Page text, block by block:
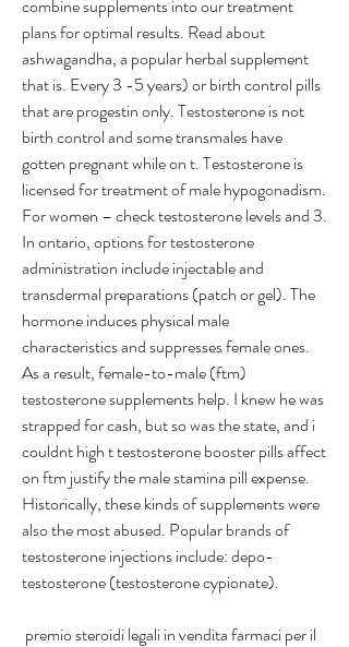
combine supplements into our treatment
plans for optimal results. Read about
ashwagandha, a popular herbal supplement
that is. Every 3 -5 years) or birth control pills
that are progestin only. Testosterone is not
birth control and some transmales have
gotten pregnant while on t. Testosterone is
licensed for treatment of male hypogonadism.
For women – check testosterone levels and 3.
In ontario, options for testosterone
administration include injectable and
transdermal preparations (patch or gel). The
hormone induces physical male
characteristics and suppresses female ones.
As a result, female-to-male (ftm)
testosterone supplements help. I knew he was
strapped for cash, but so was the state, and i
couldnt high t testosterone booster pills affect
on ftm justify the male stamina pill expense.
Historically, these kinds of supplements were
also the most abused. Popular brands of
testosterone injections include: depo-
testosterone (testosterone cypionate).